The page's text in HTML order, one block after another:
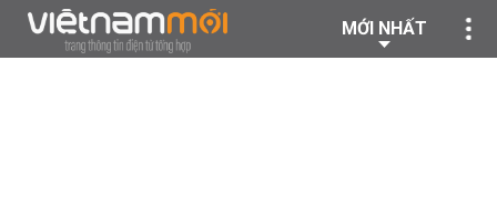
MỚI NHẤT